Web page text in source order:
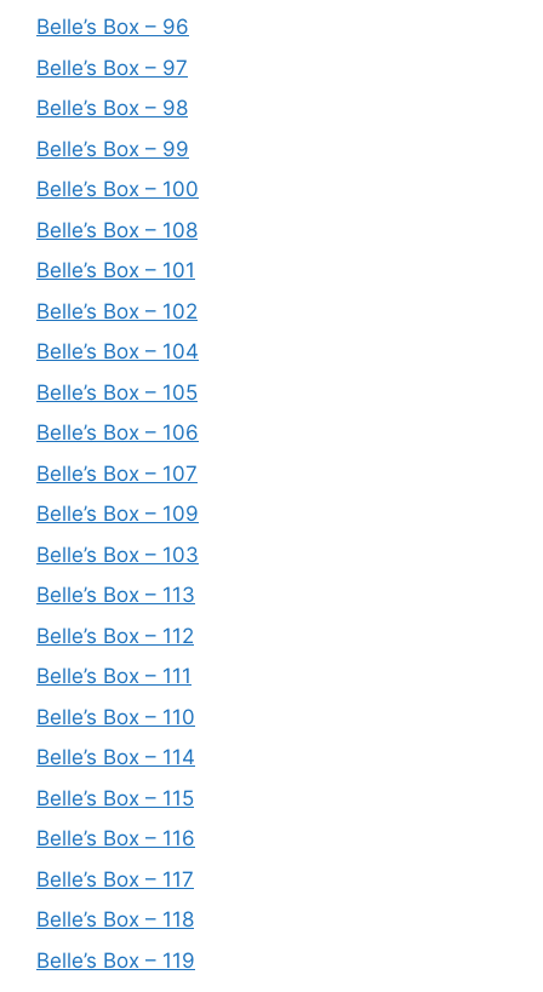
Belle’s Box – 96
Belle’s Box – 97
Belle’s Box – 98
Belle’s Box – 99
Belle’s Box – 100
Belle’s Box – 108
Belle’s Box – 101
Belle’s Box – 102
Belle’s Box – 104
Belle’s Box – 105
Belle’s Box – 106
Belle’s Box – 107
Belle’s Box – 109
Belle’s Box – 103
Belle’s Box – 113
Belle’s Box – 112
Belle’s Box – 111
Belle’s Box – 110
Belle’s Box – 114
Belle’s Box – 115
Belle’s Box – 116
Belle’s Box – 117
Belle’s Box – 118
Belle’s Box – 119